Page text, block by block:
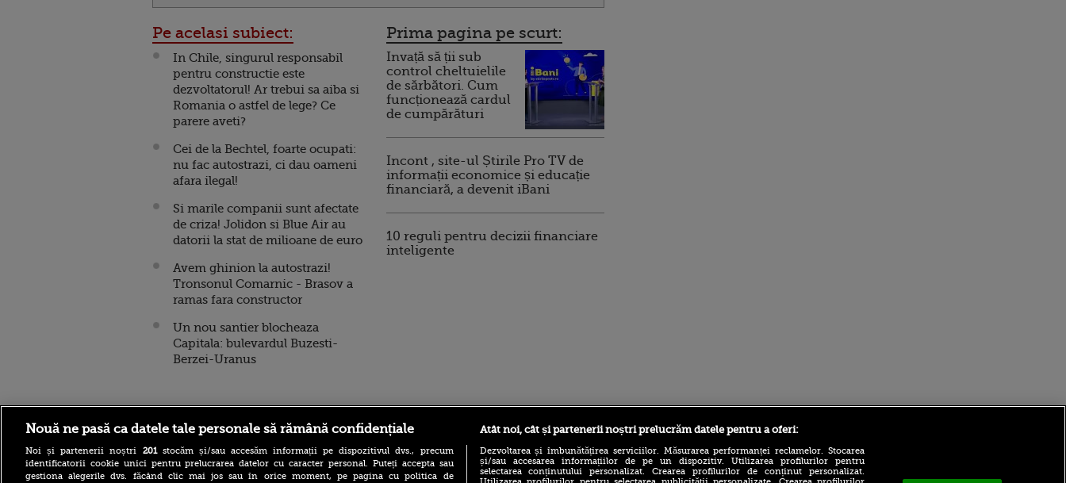
Pe acelasi subiect:
In Chile, singurul responsabil
pentru constructie este
dezvoltatorul! Ar trebui sa aiba si
Romania o astfel de lege? Ce
parere aveti?
Cei de la Bechtel, foarte ocupati:
nu fac autostrazi, ci dau oameni
afara ilegal!
Si marile companii sunt afectate
de criza! Jolidon si Blue Air au
datorii la stat de milioane de euro
Avem ghinion la autostrazi!
Tronsonul Comarnic - Brasov a
ramas fara constructor
Un nou santier blocheaza
Capitala: bulevardul Buzesti-
Berzei-Uranus
Prima pagina pe scurt:
Invață să ții sub
control cheltuielile
de sărbători. Cum
funcționează cardul
de cumpărături
Incont , site-ul Știrile Pro TV de
informații economice și educație
financiară, a devenit iBani
10 reguli pentru decizii financiare
inteligente
Stirileprotv.ro ilike-it.ro foodstory.ro Procinema.ro Sport.ro
Nouă ne pasă ca datele tale personale să rămână confidențiale
Noi și partenerii noștri 201stocăm și/sau accesăm informații pe dispozitivul dvs., precum
identificatorii cookie unici pentru prelucrarea datelor cu caracter personal. Puteți accepta sau
gestiona alegerile dvs. făcând clic mai jos sau în orice moment, pe pagina cu politica de
Atât noi, cât și partenerii noștri prelucrăm datele pentru a oferi:
Dezvoltarea și îmbunătățirea serviciilor. Măsurarea performanței reclamelor. Stocarea
și/sau accesarea informațiilor de pe un dispozitiv. Utilizarea profilurilor pentru
selectarea conținutului personalizat. Crearea profilurilor de conținut personalizat.